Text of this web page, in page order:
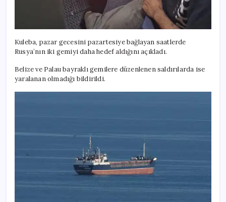
Kuleba, pazar gecesini pazartesiye bağlayan saatlerde
Rusya’nın iki gemiyi daha hedef aldığını açıkladı.
Belize ve Palau bayraklı gemilere düzenlenen saldırılarda ise
yaralanan olmadığı bildirildi.